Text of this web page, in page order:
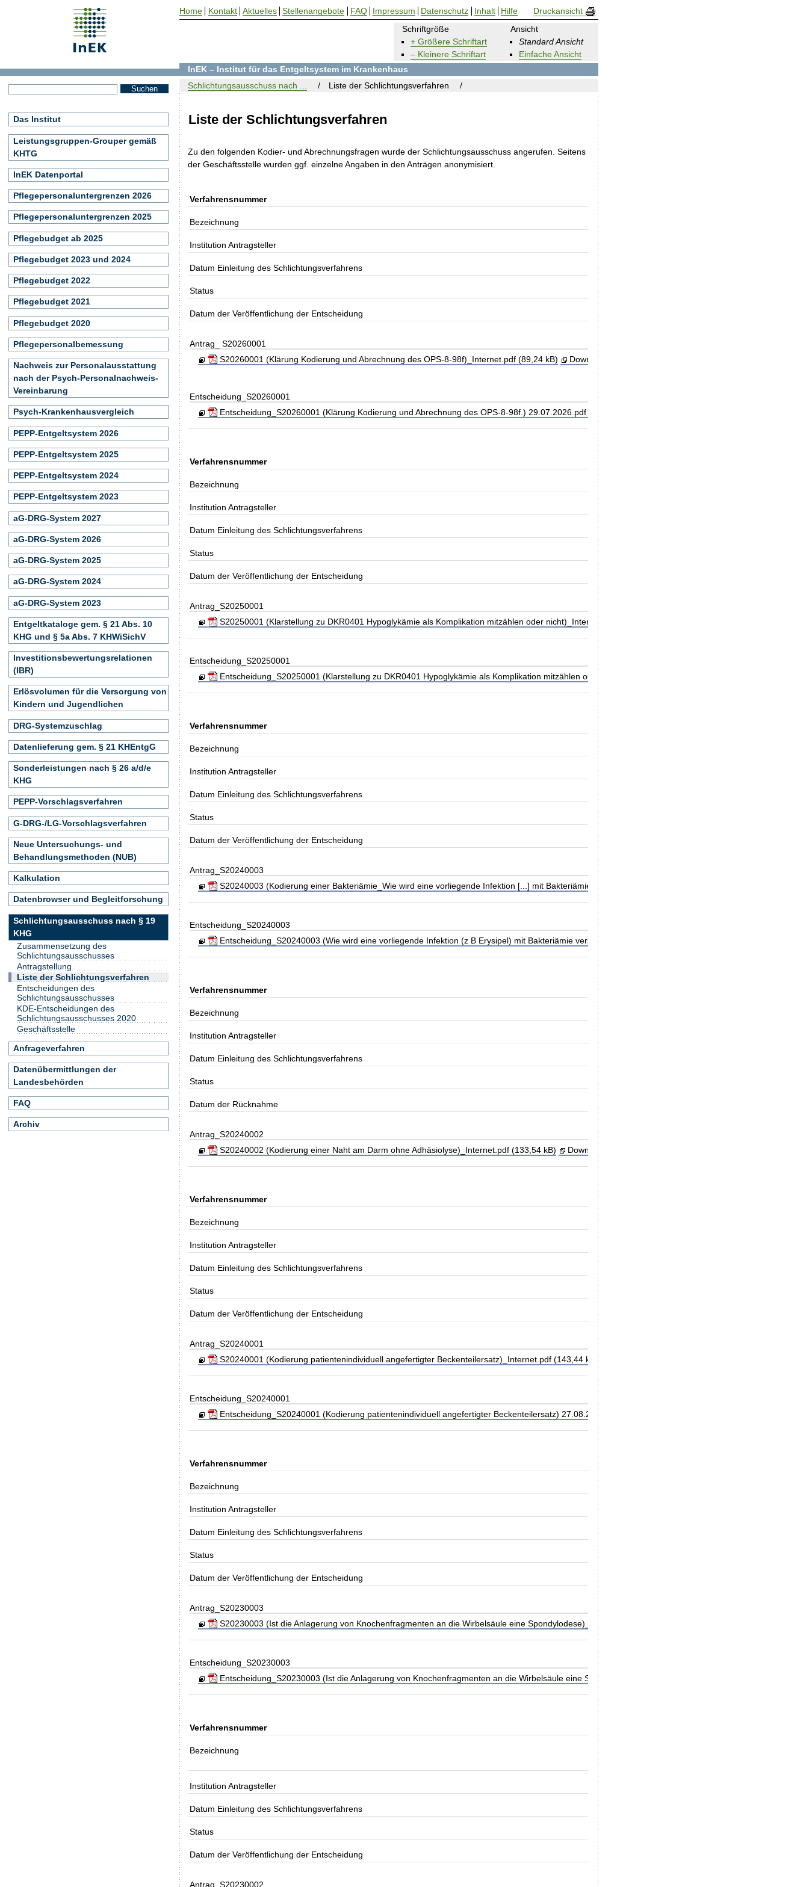
Liste der Schlichtungsverfahren
Schriftgröße
+ Größere Schriftart
– Kleinere Schriftart
Ansicht
Standard Ansicht
Einfache Ansicht
Zu den folgenden Kodier- und Abrechnungsfragen wurde der Schlichtungsausschuss angerufen. Seitens
der Geschäftsstelle wurden ggf. einzelne Angaben in den Anträgen anonymisiert.
Verfahrensnummer
Bezeichnung
Institution Antragsteller
Datum Einleitung des Schlichtungsverfahrens
Status
Datum der Veröffentlichung der Entscheidung
Antrag_ S20260001
S20260001 (Klärung Kodierung und Abrechnung des OPS-8-98f)_Internet.pdf (89,24 kB)
Download-Hilfe?
Entscheidung_S20260001
Entscheidung_S20260001 (Klärung Kodierung und Abrechnung des OPS-8-98f.) 29.07.2026.pdf (72,34 kB)
Verfahrensnummer
Bezeichnung
Institution Antragsteller
Datum Einleitung des Schlichtungsverfahrens
Status
Datum der Veröffentlichung der Entscheidung
Antrag_S20250001
S20250001 (Klarstellung zu DKR0401 Hypoglykämie als Komplikation mitzählen oder nicht)_Internet.pdf (77,22 kB)
Entscheidung_S20250001
Entscheidung_S20250001 (Klarstellung zu DKR0401 Hypoglykämie als Komplikation mitzählen oder nicht) 05.11.2025.pdf (50,25 kB)
Verfahrensnummer
Bezeichnung
Institution Antragsteller
Datum Einleitung des Schlichtungsverfahrens
Status
Datum der Veröffentlichung der Entscheidung
Antrag_S20240003
S20240003 (Kodierung einer Bakteriämie_Wie wird eine vorliegende Infektion [...] mit Bakteriämie verschlüsselt)_Internet.pdf (157,42 kB)
Entscheidung_S20240003
Entscheidung_S20240003 (Wie wird eine vorliegende Infektion (z B Erysipel) mit Bakteriämie verschlüsselt) 21 01 2025.pdf (65,97 kB)
Verfahrensnummer
Bezeichnung
Institution Antragsteller
Datum Einleitung des Schlichtungsverfahrens
Status
Datum der Rücknahme
Antrag_S20240002
S20240002 (Kodierung einer Naht am Darm ohne Adhäsiolyse)_Internet.pdf (133,54 kB)
Download-Hilfe?
Verfahrensnummer
Bezeichnung
Institution Antragsteller
Datum Einleitung des Schlichtungsverfahrens
Status
Datum der Veröffentlichung der Entscheidung
Antrag_S20240001
S20240001 (Kodierung patientenindividuell angefertigter Beckenteilersatz)_Internet.pdf (143,44 kB)
Entscheidung_S20240001
Entscheidung_S20240001 (Kodierung patientenindividuell angefertigter Beckenteilersatz) 27.08.2024.pdf (49,99 kB)
Verfahrensnummer
Bezeichnung
Institution Antragsteller
Datum Einleitung des Schlichtungsverfahrens
Status
Datum der Veröffentlichung der Entscheidung
Antrag_S20230003
S20230003 (Ist die Anlagerung von Knochenfragmenten an die Wirbelsäule eine Spondylodese)_Internet.pdf (145,41 kB)
Entscheidung_S20230003
Entscheidung_S20230003 (Ist die Anlagerung von Knochenfragmenten an die Wirbelsäule eine Spondylodese) 10.08.2023.pdf (49,33 kB)
Verfahrensnummer
Bezeichnung
Institution Antragsteller
Datum Einleitung des Schlichtungsverfahrens
Status
Datum der Veröffentlichung der Entscheidung
Antrag_S20230002
InEK – Institut für das Entgeltsystem im Krankenhaus
Schlichtungsausschuss nach ...
Liste der Schlichtungsverfahren
Das Institut
Leistungsgruppen-Grouper gemäß
KHTG
InEK Datenportal
Pflegepersonaluntergrenzen 2026
Pflegepersonaluntergrenzen 2025
Pflegebudget ab 2025
Pflegebudget 2023 und 2024
Pflegebudget 2022
Pflegebudget 2021
Pflegebudget 2020
Pflegepersonalbemessung
Nachweis zur Personalausstattung
nach der Psych-Personalnachweis-
Vereinbarung
Psych-Krankenhausvergleich
PEPP-Entgeltsystem 2026
PEPP-Entgeltsystem 2025
PEPP-Entgeltsystem 2024
PEPP-Entgeltsystem 2023
aG-DRG-System 2027
aG-DRG-System 2026
aG-DRG-System 2025
aG-DRG-System 2024
aG-DRG-System 2023
Entgeltkataloge gem. § 21 Abs. 10
KHG und § 5a Abs. 7 KHWiSichV
Investitionsbewertungsrelationen
(IBR)
Erlösvolumen für die Versorgung von
Kindern und Jugendlichen
DRG-Systemzuschlag
Datenlieferung gem. § 21 KHEntgG
Sonderleistungen nach § 26 a/d/e
KHG
PEPP-Vorschlagsverfahren
G-DRG-/LG-Vorschlagsverfahren
Neue Untersuchungs- und
Behandlungsmethoden (NUB)
Kalkulation
Datenbrowser und Begleitforschung
Schlichtungsausschuss nach § 19
KHG
Zusammensetzung des
Schlichtungsausschusses
Antragstellung
Liste der Schlichtungsverfahren
Entscheidungen des
Schlichtungsausschusses
KDE-Entscheidungen des
Schlichtungsausschusses 2020
Geschäftsstelle
Anfrageverfahren
Datenübermittlungen der
Landesbehörden
FAQ
Archiv
Home Kontakt Aktuelles Stellenangebote FAQ Impressum Datenschutz Inhalt Hilfe Druckansicht